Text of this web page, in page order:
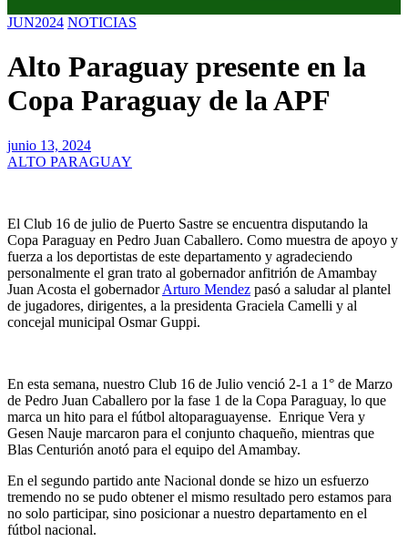
JUN2024 NOTICIAS
Alto Paraguay presente en la
Copa Paraguay de la APF
junio 13, 2024
ALTO PARAGUAY
El Club 16 de julio de Puerto Sastre se encuentra disputando la
Copa Paraguay en Pedro Juan Caballero. Como muestra de apoyo y
fuerza a los deportistas de este departamento y agradeciendo
personalmente el gran trato al gobernador anfitrión de Amambay
Juan Acosta el gobernadorArturo Mendez pasó a saludar al plantel
de jugadores, dirigentes, a la presidenta Graciela Camelli y al
concejal municipal Osmar Guppi.
En esta semana, nuestro Club 16 de Julio venció 2-1 a 1° de Marzo
de Pedro Juan Caballero por la fase 1 de la Copa Paraguay, lo que
marca un hito para el fútbol altoparaguayense. Enrique Vera y
Gesen Nauje marcaron para el conjunto chaqueño, mientras que
Blas Centurión anotó para el equipo del Amambay.
En el segundo partido ante Nacional donde se hizo un esfuerzo
tremendo no se pudo obtener el mismo resultado pero estamos para
no solo participar, sino posicionar a nuestro departamento en el
fútbol nacional.